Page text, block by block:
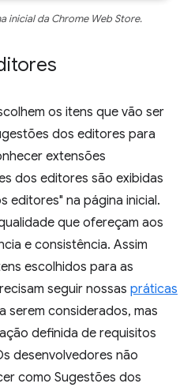
inicial da Chrome Web Store.
os itens que vão ser
dos editores para
extensões
dos editores são exibidas
editores" na página inicial.
que ofereçam aos
e consistência. Assim
escolhidos para as
seguir nossas práticas
serem considerados, mas
definida de requisitos
desenvolvedores não
como Sugestões dos